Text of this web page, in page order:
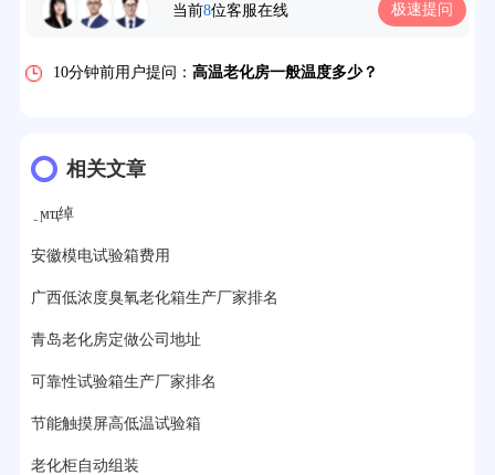
当前8位客服在线 极速提问
7分钟前用户提问： 老化房安全要求标准有哪些？
10分钟前用户提问： 高温老化房一般温度多少？
13分钟前用户提问：
15分钟前用户提问：
17分钟前用户提问：
22分钟前用户提问：紫外线老化箱辐照时间是多久？
25分钟前用户提问：老化箱和干燥箱区别？
27分钟前用户提问：移动电源老化柜与电池柜的区别？
32分钟前用户提问：氙灯老化试验箱价格多少？
2分钟前用户提问：
相关文章
﮵ϻҵ绰
安徽模电试验箱费用
广西低浓度臭氧老化箱生产厂家排名
青岛老化房定做公司地址
可靠性试验箱生产厂家排名
节能触摸屏高低温试验箱
老化柜自动组装